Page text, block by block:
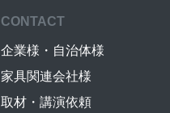
CONTACT
企業様・自治体様
家具関連会社様
取材・講演依頼